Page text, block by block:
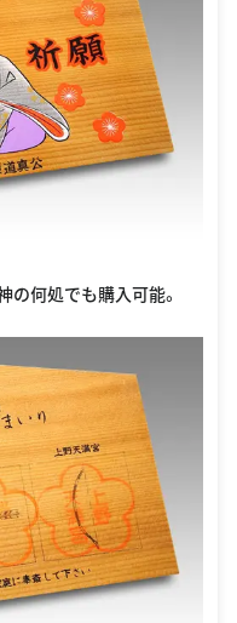
の何処でも購入可能。